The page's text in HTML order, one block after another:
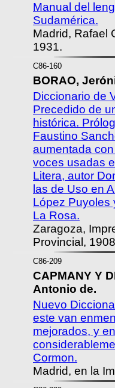
Manual del
Sudamérica.
Madrid, Rafael
1931.
C86-160
BORAO,
Diccionario de
Precedido de
histórica.
Faustino
aumentada
voces usadas
Litera, autor
las de Uso en
López Puyoles
La Rosa.
Zaragoza,
Provincial,
C86-209
CAPMANY Y
Antonio de.
Nuevo
este van
mejorados, y
Cormon.
Madrid, en la